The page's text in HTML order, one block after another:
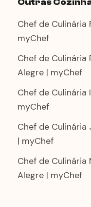
Outras
Chef de Culinária
myChef
Chef de
Alegre | myChef
Chef de Culinária
myChef
Chef de
| myChef
Chef de
Alegre | myChef